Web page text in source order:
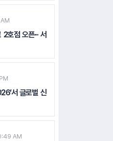
호점 오픈∙∙∙ 서
서 글로벌 신
AM